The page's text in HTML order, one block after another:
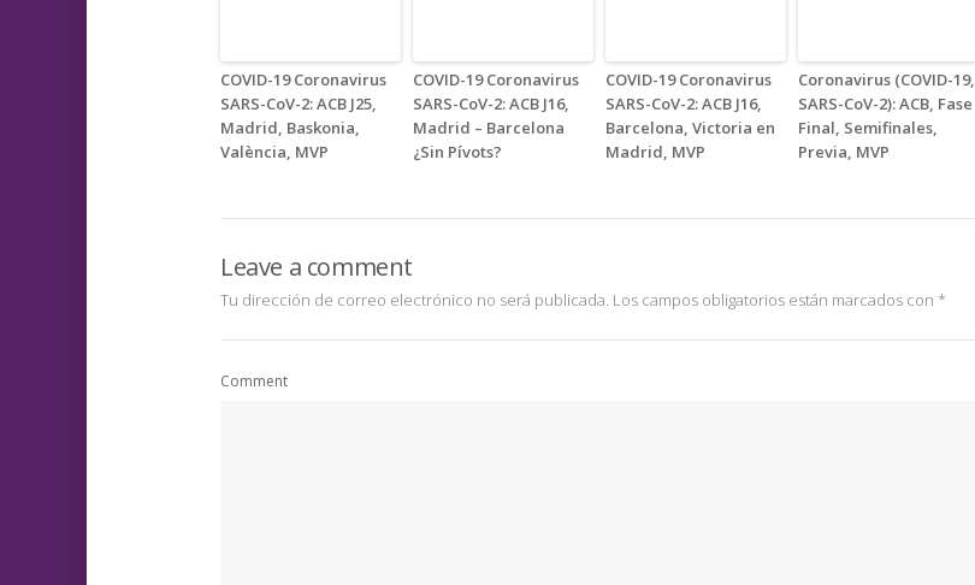
COVID-19 Coronavirus
SARS-CoV-2: ACB J25,
Madrid, Baskonia,
València, MVP
COVID-19 Coronavirus
SARS-CoV-2: ACB J16,
Madrid – Barcelona
¿Sin Pívots?
COVID-19 Coronavirus
SARS-CoV-2: ACB J16,
Barcelona, Victoria en
Madrid, MVP
Coronavirus (COVID-19,
SARS-CoV-2): ACB, Fase
Final, Semifinales,
Previa, MVP
Leave a comment
Tu dirección de correo electrónico no será publicada. Los campos obligatorios están marcados con *
Comment